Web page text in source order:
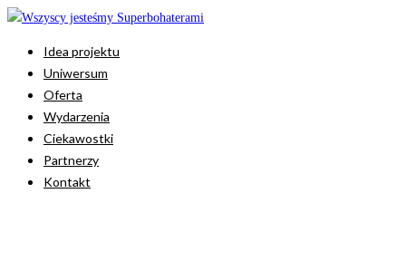
Idea projektu
Uniwersum
Oferta
Wydarzenia
Ciekawostki
Partnerzy
Kontakt